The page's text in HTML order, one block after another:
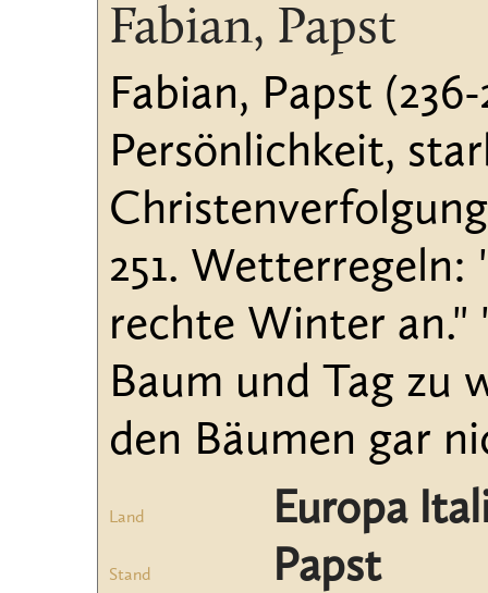
Fabian, Papst
Fabian, Papst
Persönlichkeit,
251. Wetterregeln:
rechte Winter an."
Baum und Tag zu
den Bäumen gar
Land Europa
Stand Papst